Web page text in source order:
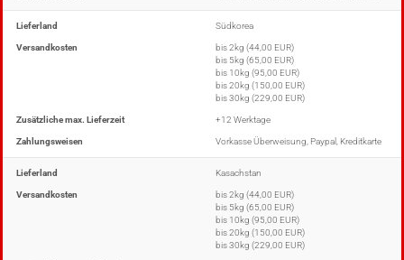
Lieferland Südkorea
Versandkosten
bis 2kg (44,00 EUR)
bis 5kg (65,00 EUR)
bis 10kg (95,00 EUR)
bis 20kg (150,00 EUR)
bis 30kg (229,00 EUR)
Zusätzliche max. Lieferzeit +12 Werktage
Zahlungsweisen Vorkasse Überweisung, Paypal, Kreditkarte
Lieferland Kasachstan
Versandkosten
bis 2kg (44,00 EUR)
bis 5kg (65,00 EUR)
bis 10kg (95,00 EUR)
bis 20kg (150,00 EUR)
bis 30kg (229,00 EUR)